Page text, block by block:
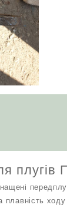
плугів
плавність